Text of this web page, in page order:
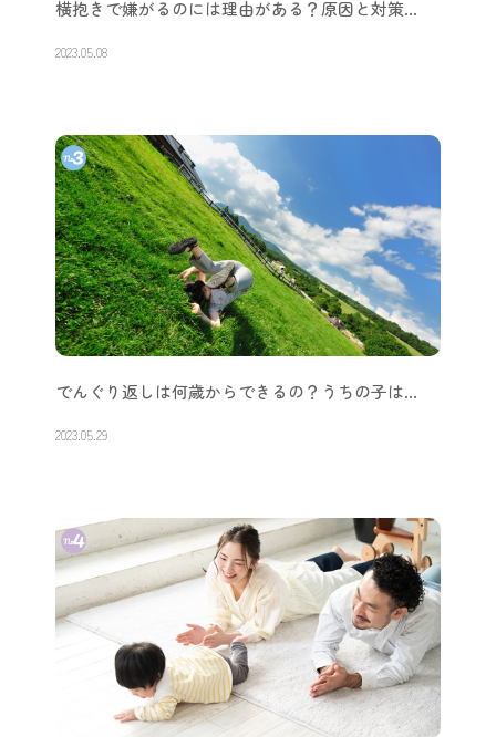
横抱きで嫌がるのには理由がある？原因と対策…
2023.05.08
でんぐり返しは何歳からできるの？うちの子は…